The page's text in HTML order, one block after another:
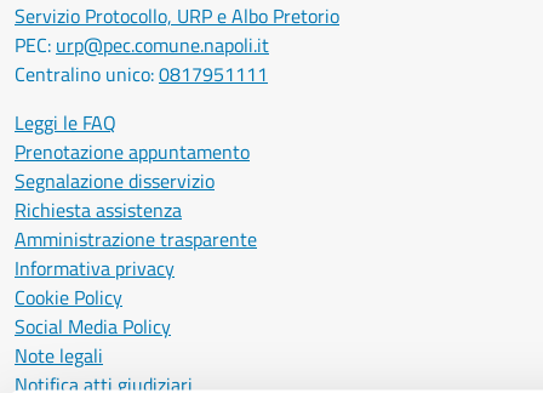
Servizio Protocollo, URP e Albo Pretorio
PEC: urp@pec.comune.napoli.it
Centralino unico:0817951111
Leggi le FAQ
Prenotazione appuntamento
Segnalazione disservizio
Richiesta assistenza
Amministrazione trasparente
Informativa privacy
Cookie Policy
Social Media Policy
Note legali
Notifica atti giudiziari